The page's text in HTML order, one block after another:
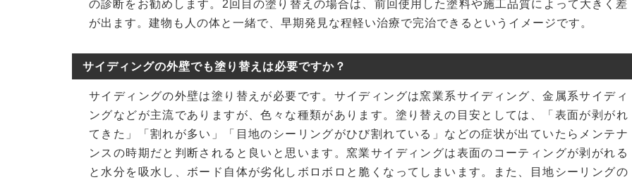
の診断をお勧めします。2回目の塗り替えの場合は、前回使用した塗料や施工品質によって大きく差
が出ます。建物も人の体と一緒で、早期発見な程軽い治療で完治できるというイメージです。
サイディングの外壁でも塗り替えは必要ですか？
サイディングの外壁は塗り替えが必要です。サイディングは窯業系サイディング、金属系サイディ
ングなどが主流でありますが、色々な種類があります。塗り替えの目安としては、「表面が剥がれ
てきた」「割れが多い」「目地のシーリングがひび割れている」などの症状が出ていたらメンテナ
ンスの時期だと判断されると良いと思います。窯業サイディングは表面のコーティングが剥がれる
と水分を吸水し、ボード自体が劣化しボロボロと脆くなってしまいます。また、目地シーリングの